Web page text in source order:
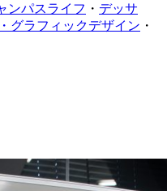
ンパスライフ ・ デッサ
グラフィックデザイン ・